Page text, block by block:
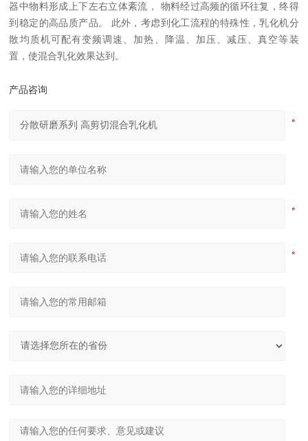
器中物料形成上下左右立体紊流， 物料经过高频的循环往复，终得
到稳定的高品质产品。 此外，考虑到化工流程的特殊性，乳化机分
散均质机可配有变频调速、加热、降温、加压、减压、真空等装
置，使混合乳化效果达到。
产品咨询